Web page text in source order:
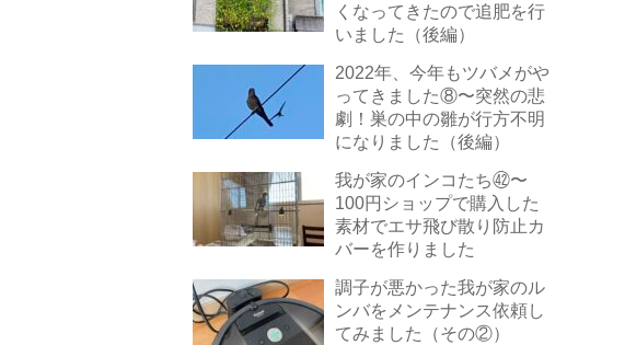
くなってきたので追肥を行
いました（後編）
2022年、今年もツバメがや
ってきました⑧〜突然の悲
劇！巣の中の雛が行方不明
になりました（後編）
我が家のインコたち㊷〜
100円ショップで購入した
素材でエサ飛び散り防止カ
バーを作りました
調子が悪かった我が家のル
ンバをメンテナンス依頼し
てみました（その②）